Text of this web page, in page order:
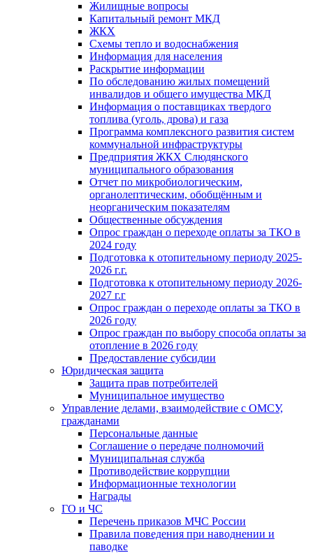
Жилищные вопросы
Капитальный ремонт МКД
ЖКХ
Схемы тепло и водоснабжения
Информация для населения
Раскрытие информации
По обследованию жилых помещений
инвалидов и общего имущества МКД
Информация о поставщиках твердого
топлива (уголь, дрова) и газа
Программа комплексного развития систем
коммунальной инфраструктуры
Предприятия ЖКХ Слюдянского
муниципального образования
Отчет по микробиологическим,
органолептическим, обобщённым и
неорганическим показателям
Общественные обсуждения
Опрос граждан о переходе оплаты за ТКО в
2024 году
Подготовка к отопительному периоду 2025-
2026 г.г.
Подготовка к отопительному периоду 2026-
2027 г.г
Опрос граждан о переходе оплаты за ТКО в
2026 году
Опрос граждан по выбору способа оплаты за
отопление в 2026 году
Предоставление субсидии
Юридическая защита
Защита прав потребителей
Муниципальное имущество
Управление делами, взаимодействие с ОМСУ,
гражданами
Персональные данные
Соглашение о передаче полномочий
Муниципальная служба
Противодействие коррупции
Информационные технологии
Награды
ГО и ЧС
Перечень приказов МЧС России
Правила поведения при наводнении и
паводке